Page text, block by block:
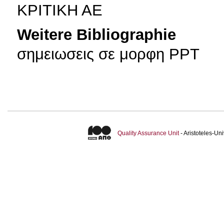
ΚΡΙΤΙΚΗ ΑΕ
Weitere Bibliographie
σημειωσεις σε μορφη PPT
Quality Assurance Unit- Aristoteles-